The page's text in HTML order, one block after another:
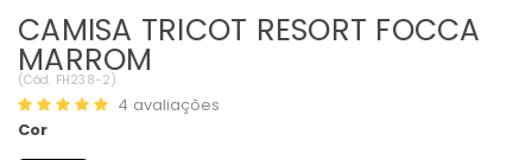
CAMISA TRICOT RESORT FOCCA
MARROM
(Cód. FH238-2 )
4 avaliações
Cor